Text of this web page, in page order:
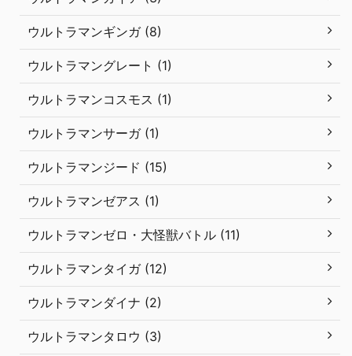
ウルトラマンギンガ (8)
ウルトラマングレート (1)
ウルトラマンコスモス (1)
ウルトラマンサーガ (1)
ウルトラマンジード (15)
ウルトラマンゼアス (1)
ウルトラマンゼロ・大怪獣バトル (11)
ウルトラマンタイガ (12)
ウルトラマンダイナ (2)
ウルトラマンタロウ (3)